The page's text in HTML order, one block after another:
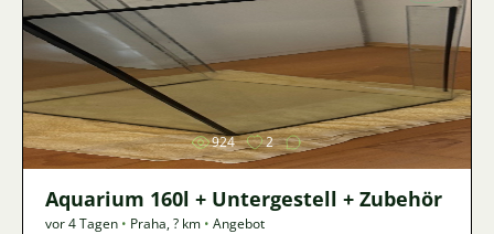
Bild
924 2
Aquarium 160l + Untergestell + Zubehör
vor 4 Tagen • Praha,? km • Angebot